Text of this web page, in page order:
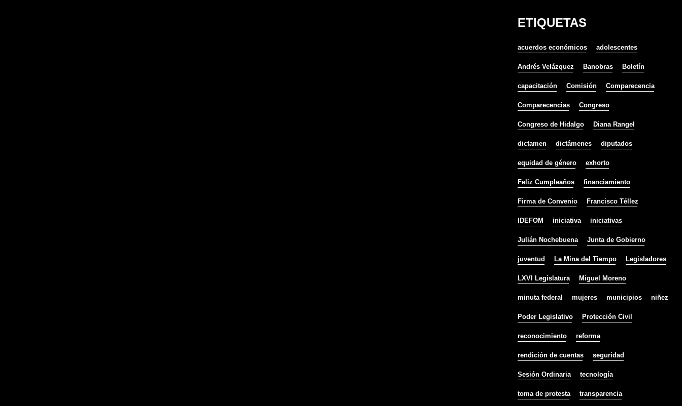
ETIQUETAS
acuerdos económicos adolescentes
Andrés Velázquez Banobras Boletín
capacitación Comisión Comparecencia
Comparecencias Congreso
Congreso de Hidalgo Diana Rangel
dictamen dictámenes diputados
equidad de género exhorto
Feliz Cumpleaños financiamiento
Firma de Convenio Francisco Téllez
IDEFOM iniciativa iniciativas
Julián Nochebuena Junta de Gobierno
juventud La Mina del Tiempo Legisladores
LXVI Legislatura Miguel Moreno
minuta federal mujeres municipios niñez
Poder Legislativo Protección Civil
reconocimiento reforma
rendición de cuentas seguridad
Sesión Ordinaria tecnología
toma de protesta transparencia